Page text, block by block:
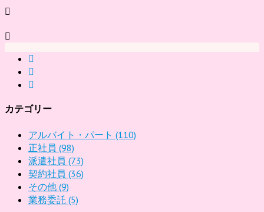
カテゴリー
アルバイト・パート (110)
正社員 (98)
派遣社員 (73)
契約社員 (36)
その他 (9)
業務委託 (5)